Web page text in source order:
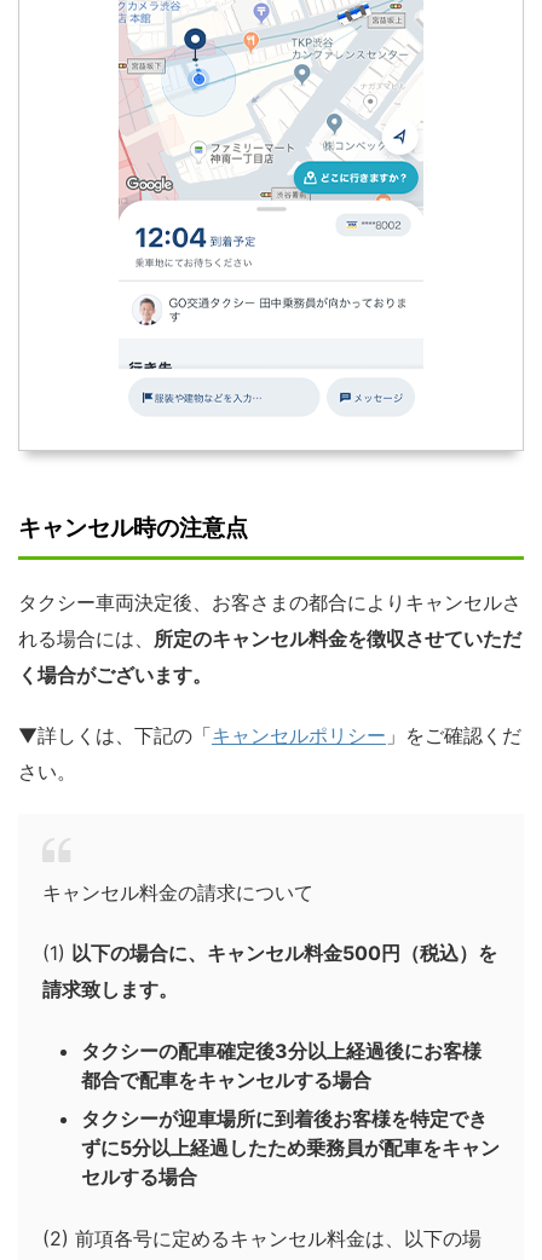
キャンセル時の注意点
タクシー車両決定後、お客さまの都合によりキャンセルさ
れる場合には、 所定のキャンセル料金を徴収させていただ
く場合がございます。
▼詳しくは、下記の「キャンセルポリシー 」をご確認くだ
さい。
キャンセル料金の請求について
(1) 以下の場合に、キャンセル料金500円（税込）を
請求致します。
タクシーの配車確定後3分以上経過後にお客様
都合で配車をキャンセルする場合
タクシーが迎車場所に到着後お客様を特定でき
ずに5分以上経過したため乗務員が配車をキャン
セルする場合
(2) 前項各号に定めるキャンセル料金は、以下の場